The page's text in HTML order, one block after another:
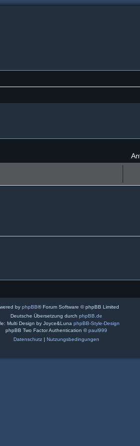
by phpBB® Forum Software © phpBB Limited
Deutsche Übersetzung durch phpBB.de
Multi Design by Joyce&Luna phpBB-Style-Design
phpBB Two Factor Authentication ©paul999
Datenschutz| Nutzungsbedingungen